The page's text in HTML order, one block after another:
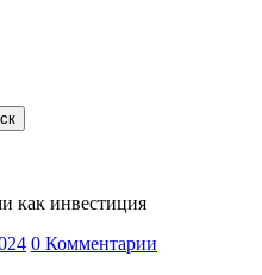
как инвестиция
0 Комментарии